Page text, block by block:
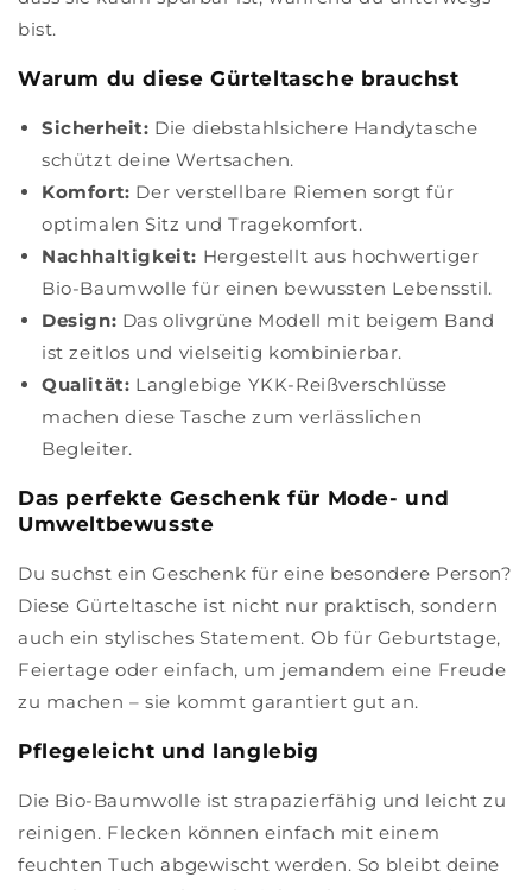
bist.
Warum du diese Gürteltasche brauchst
Sicherheit: Die diebstahlsichere Handytasche
schützt deine Wertsachen.
Komfort: Der verstellbare Riemen sorgt für
optimalen Sitz und Tragekomfort.
Nachhaltigkeit: Hergestellt aus hochwertiger
Bio-Baumwolle für einen bewussten Lebensstil.
Design: Das olivgrüne Modell mit beigem Band
ist zeitlos und vielseitig kombinierbar.
Qualität: Langlebige YKK-Reißverschlüsse
machen diese Tasche zum verlässlichen
Begleiter.
Das perfekte Geschenk für Mode- und
Umweltbewusste
Du suchst ein Geschenk für eine besondere Person?
Diese Gürteltasche ist nicht nur praktisch, sondern
auch ein stylisches Statement. Ob für Geburtstage,
Feiertage oder einfach, um jemandem eine Freude
zu machen – sie kommt garantiert gut an.
Pflegeleicht und langlebig
Die Bio-Baumwolle ist strapazierfähig und leicht zu
reinigen. Flecken können einfach mit einem
feuchten Tuch abgewischt werden. So bleibt deine